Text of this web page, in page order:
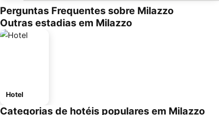
Perguntas Frequentes sobre Milazzo
Outras estadias em Milazzo
Hotel
Categorias de hotéis populares em Milazzo